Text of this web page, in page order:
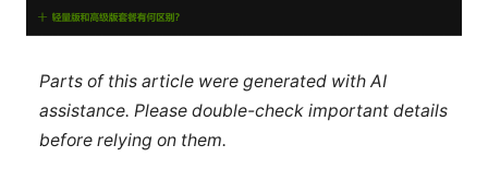
Parts of this article were generated with AI
assistance. Please double-check important details
before relying on them.